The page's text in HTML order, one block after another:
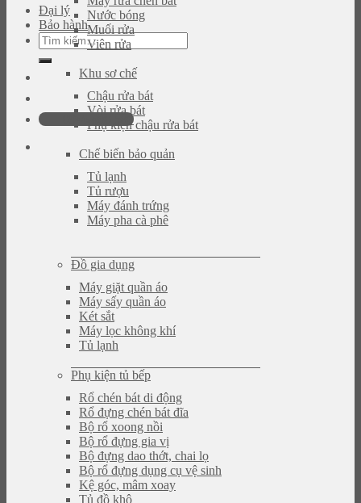
Đại lý
Bảo hành
Tìm
kiếm:
0946.480.580
Nước bóng
Muối rửa
Viên rửa
Khu sơ chế
Chậu rửa bát
Vòi rửa bát
Phụ kiện chậu rửa bát
Chế biến bảo quản
Tủ lạnh
Tủ rượu
Máy đánh trứng
Máy pha cà phê
Đồ gia dụng
Máy giặt quần áo
Máy sấy quần áo
Két sắt
Máy lọc không khí
Tủ lạnh
Phụ kiện tủ bếp
Rổ chén bát di động
Rổ đựng chén bát đĩa
Bộ rổ xoong nồi
Bộ rổ đựng gia vị
Bộ đựng dao thớt, chai lọ
Bộ rổ đựng dụng cụ vệ sinh
Kệ góc, mâm xoay
Tủ đồ khô